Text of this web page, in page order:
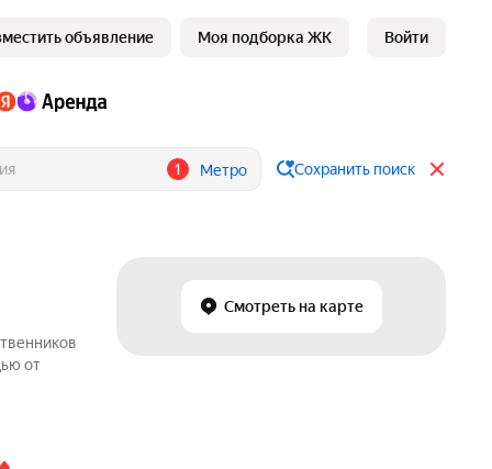
объявление Моя подборка ЖК Войти
1 Метро Сохранить поиск
Смотреть на карте
от